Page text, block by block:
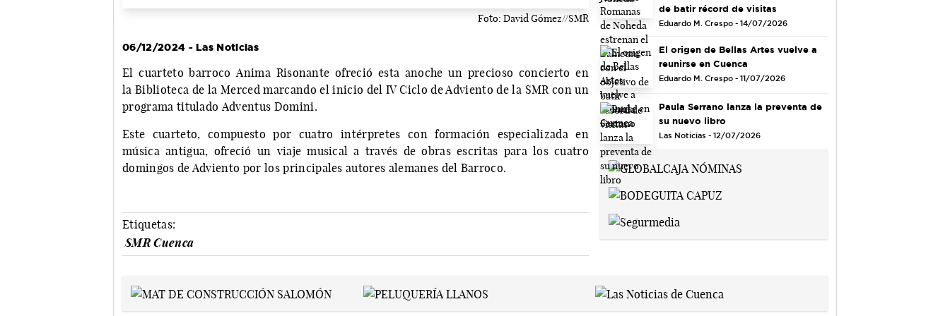
Foto: David Gómez//SMR
06/12/2024 - Las Noticias
El cuarteto barroco Anima Risonante ofreció esta anoche un precioso concierto en
la Biblioteca de la Merced marcando el inicio del IV Ciclo de Adviento de la SMR con un
programa titulado Adventus Domini.
Este cuarteto, compuesto por cuatro intérpretes con formación especializada en
música antigua, ofreció un viaje musical a través de obras escritas para los cuatro
domingos de Adviento por los principales autores alemanes del Barroco.
Etiquetas:
SMR Cuenca
de batir récord de visitas
Eduardo M. Crespo - 14/07/2026
El origen de Bellas Artes vuelve a
reunirse en Cuenca
Eduardo M. Crespo - 11/07/2026
Paula Serrano lanza la preventa de
su nuevo libro
Las Noticias - 12/07/2026